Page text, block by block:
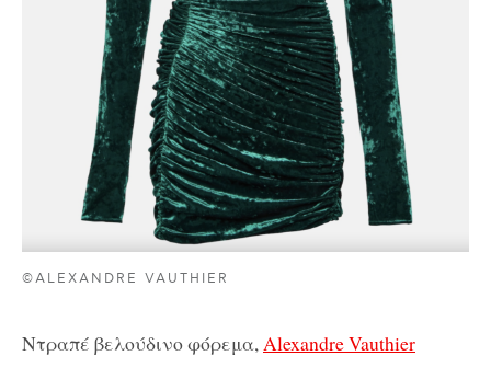
©ALEXANDRE VAUTHIER
Ντραπέ βελούδινο φόρεμα,Alexandre Vauthier